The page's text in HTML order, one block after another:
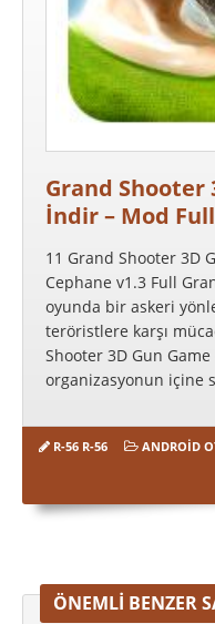
Grand Shooter
İndir – Mod Full
11 Grand Shooter 3D
Cephane v1.3 Full
oyunda bir askeri
teröristlere karşı
Shooter 3D Gun
organizasyonun içine
R-56 R-56 ANDROID
ÖNEMLI BENZER